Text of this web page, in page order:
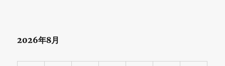
2026年8月